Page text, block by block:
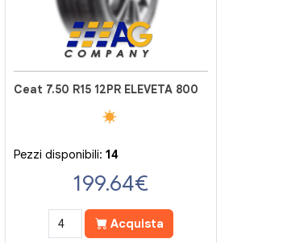
Ceat 7.50 R15 12PR ELEVETA 800
Pezzi disponibili:14
199.64€
Acquista